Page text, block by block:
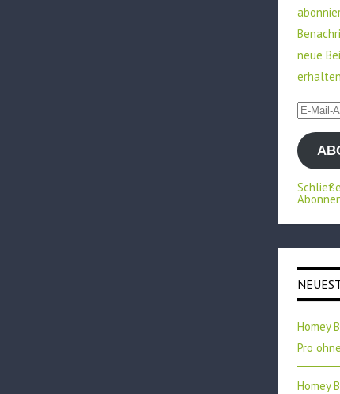
neue
E-
Mail-
Adresse
Homey
Pro
Homey